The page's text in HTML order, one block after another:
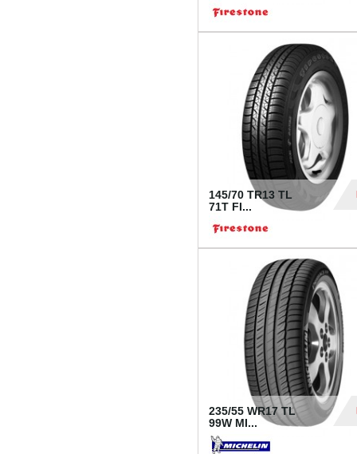
145/70 TR13 TL
71T FI...
235/55 WR17 TL
99W MI...